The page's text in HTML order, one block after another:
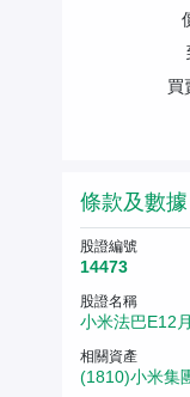
買
條款及數據
股證編號
14473
股證名稱
小米法巴E12
相關資產
(1810)小米集